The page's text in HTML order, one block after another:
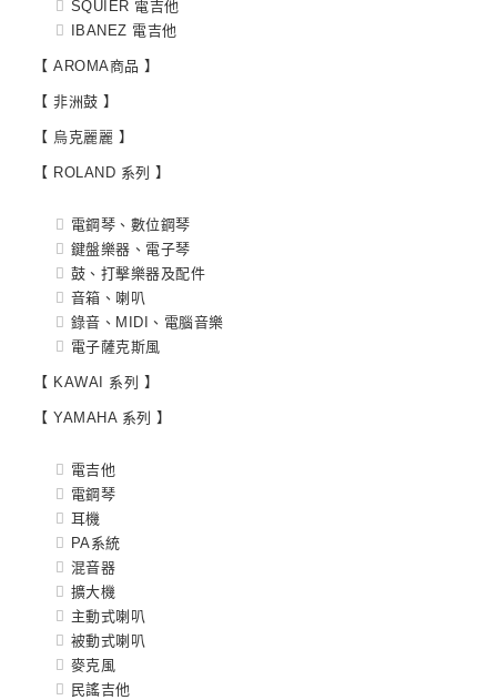
SQUIER 電吉他
IBANEZ 電吉他
【 AROMA商品 】
【 非洲鼓 】
【 烏克麗麗 】
【 ROLAND 系列 】
電鋼琴、數位鋼琴
鍵盤樂器、電子琴
鼓、打擊樂器及配件
音箱、喇叭
錄音、MIDI、電腦音樂
電子薩克斯風
【 KAWAI 系列 】
【 YAMAHA 系列 】
電吉他
電鋼琴
耳機
PA系統
混音器
擴大機
主動式喇叭
被動式喇叭
麥克風
民謠吉他